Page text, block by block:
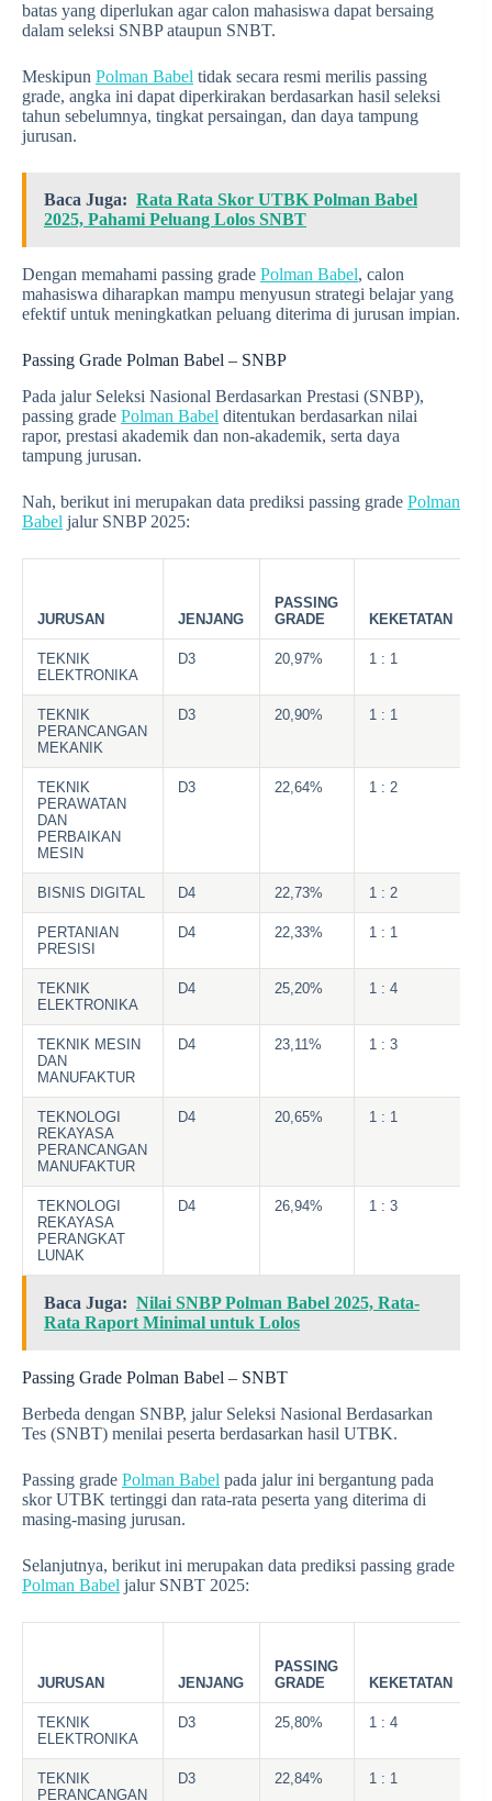
batas yang diperlukan agar calon mahasiswa dapat bersaing
dalam seleksi SNBP ataupun SNBT.
Meskipun Polman Babel tidak secara resmi merilis passing
grade, angka ini dapat diperkirakan berdasarkan hasil seleksi
tahun sebelumnya, tingkat persaingan, dan daya tampung
jurusan.
Baca Juga: Rata Rata Skor UTBK Polman Babel
2025, Pahami Peluang Lolos SNBT
Dengan memahami passing grade Polman Babel, calon
mahasiswa diharapkan mampu menyusun strategi belajar yang
efektif untuk meningkatkan peluang diterima di jurusan impian.
Passing Grade Polman Babel – SNBP
Pada jalur Seleksi Nasional Berdasarkan Prestasi (SNBP),
passing grade Polman Babel ditentukan berdasarkan nilai
rapor, prestasi akademik dan non-akademik, serta daya
tampung jurusan.
Nah, berikut ini merupakan data prediksi passing grade Polman
Babel jalur SNBP 2025:
JURUSAN JENJANG
PASSING
GRADE
KEKETATAN
TEKNIK
ELEKTRONIKA
D3 20,97% 1 : 1
TEKNIK
PERANCANGAN
MEKANIK
D3 20,90% 1 : 1
TEKNIK
PERAWATAN
DAN
PERBAIKAN
MESIN
D3 22,64% 1 : 2
BISNIS DIGITAL D4 22,73% 1 : 2
PERTANIAN
PRESISI
D4 22,33% 1 : 1
TEKNIK
ELEKTRONIKA
D4 25,20% 1 : 4
TEKNIK MESIN
DAN
MANUFAKTUR
D4 23,11% 1 : 3
TEKNOLOGI
REKAYASA
PERANCANGAN
MANUFAKTUR
D4 20,65% 1 : 1
TEKNOLOGI
REKAYASA
PERANGKAT
LUNAK
D4 26,94% 1 : 3
Baca Juga: Nilai SNBP Polman Babel 2025, Rata-
Rata Raport Minimal untuk Lolos
Passing Grade Polman Babel – SNBT
Berbeda dengan SNBP, jalur Seleksi Nasional Berdasarkan
Tes (SNBT) menilai peserta berdasarkan hasil UTBK.
Passing grade Polman Babel pada jalur ini bergantung pada
skor UTBK tertinggi dan rata-rata peserta yang diterima di
masing-masing jurusan.
Selanjutnya, berikut ini merupakan data prediksi passing grade
Polman Babel jalur SNBT 2025:
JURUSAN JENJANG
PASSING
GRADE
KEKETATAN
TEKNIK
ELEKTRONIKA
D3 25,80% 1 : 4
TEKNIK
PERANCANGAN
D3 22,84% 1 : 1